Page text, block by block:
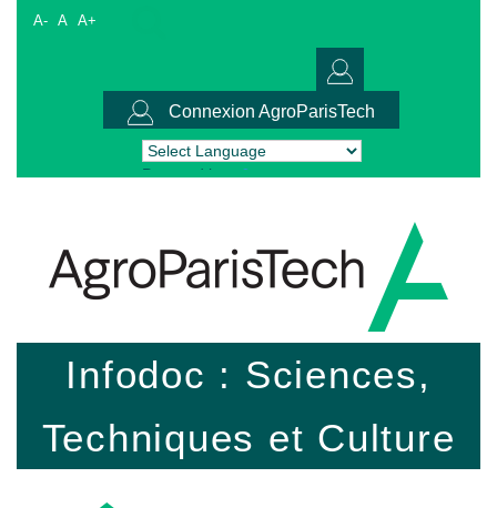
A- A A+
Connexion AgroParisTech
Powered by Translate
Infodoc : Sciences,
Techniques et Culture